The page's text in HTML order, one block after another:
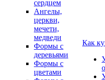
сердцем
Ангелы,
церкви,
мечети,
медведи
Формы с
деревьями
Формы с
цветами
Как